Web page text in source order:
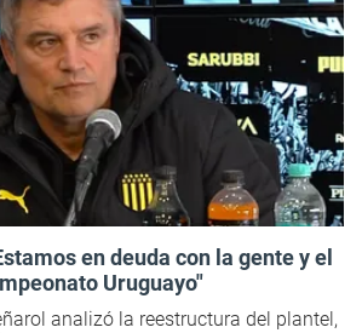
en deuda con la gente y el
Uruguayo"
analizó la reestructura del plantel,